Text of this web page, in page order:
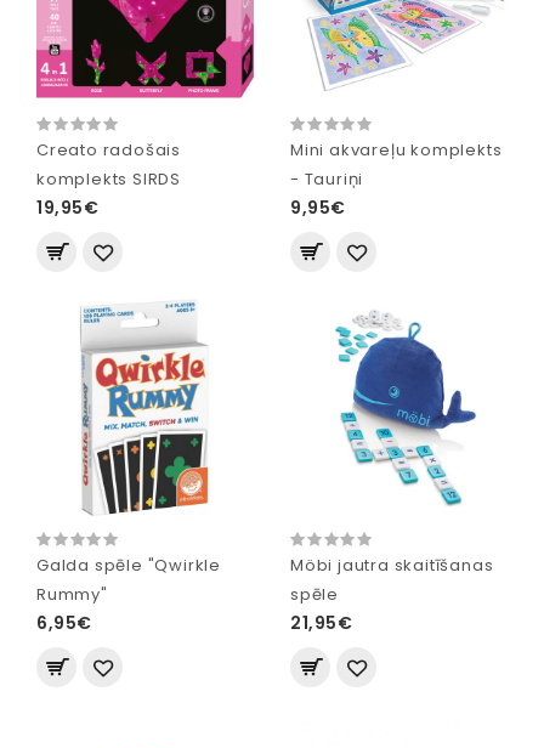
Creato radošais
komplekts SIRDS
19,95€
Mini akvareļu komplekts
- Tauriņi
9,95€
Galda spēle "Qwirkle
Rummy"
6,95€
Möbi jautra skaitīšanas
spēle
21,95€